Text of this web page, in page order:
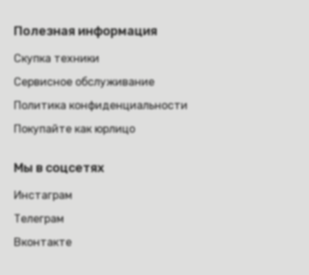
Полезная информация
Скупка техники
Сервисное обслуживание
Политика конфиденциальности
Покупайте как юрлицо
Мы в соцсетях
Инстаграм
Телеграм
Вконтакте